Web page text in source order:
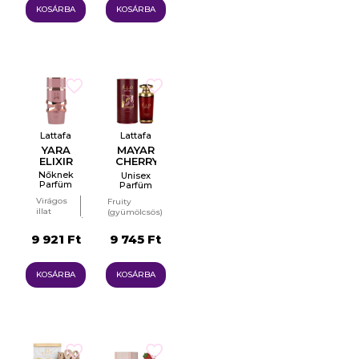
KOSÁRBA KOSÁRBA
Lattafa
YARA
ELIXIR
Nőknek
Parfüm
Virágos
illat
Fruity
9 921 Ft
KOSÁRBA
Lattafa
MAYAR
CHERRY
INTENSE
Unisex
Parfüm
Fruity
(gyümölcsös)
9 745 Ft
KOSÁRBA